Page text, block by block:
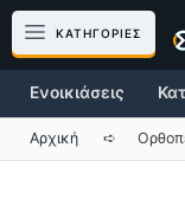
Μετάβαση
περιεχόμενο
ΚΑΤΗΓΟΡΙΕΣ
Ενοικιάσεις
Αρχική ➪